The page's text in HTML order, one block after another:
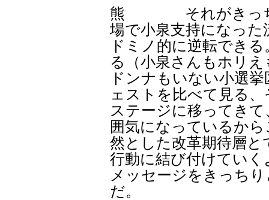
熊 それがきっちり
場で小泉支持になった
ドミノ的に逆転でき
る（小泉さんもホリ
ドンナもいない小選
ェストを比べて見る
ステージに移ってき
囲気になっているか
然とした改革期待層
行動に結び付けていく
メッセージをきっち
だ。